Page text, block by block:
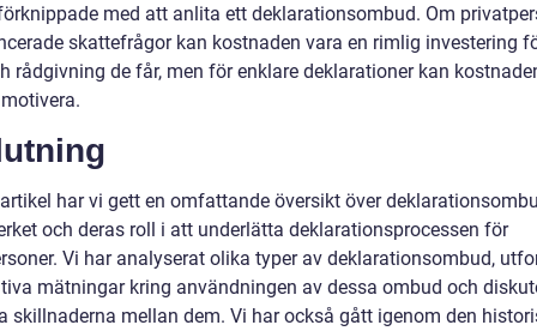
med att anlita ett deklarationsombud. Om
skattefrågor kan kostnaden vara en rimlig investering
rådgivning de får, men för enklare deklarationer kan
har vi gett en omfattande översikt över
och deras roll i att underlätta deklarationsprocessen för
Vi har analyserat olika typer av deklarationsombud,
mätningar kring användningen av dessa ombud och
skillnaderna mellan dem. Vi har också gått igenom den